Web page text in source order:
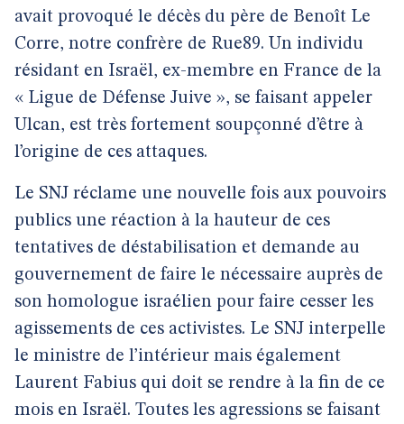
avait provoqué le décès du père de Benoît Le
Corre, notre confrère de Rue89. Un individu
résidant en Israël, ex-membre en France de la
« Ligue de Défense Juive », se faisant appeler
Ulcan, est très fortement soupçonné d’être à
l’origine de ces attaques.
Le SNJ réclame une nouvelle fois aux pouvoirs
publics une réaction à la hauteur de ces
tentatives de déstabilisation et demande au
gouvernement de faire le nécessaire auprès de
son homologue israélien pour faire cesser les
agissements de ces activistes. Le SNJ interpelle
le ministre de l’intérieur mais également
Laurent Fabius qui doit se rendre à la fin de ce
mois en Israël. Toutes les agressions se faisant